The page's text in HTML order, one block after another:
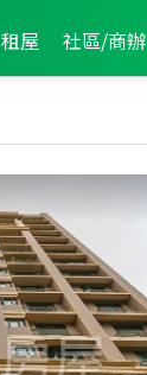
租屋 社區/商辦